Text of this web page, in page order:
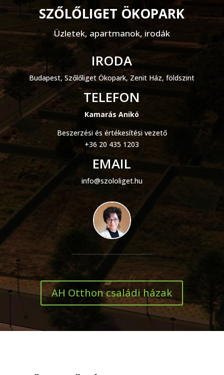
SZŐLŐLIGET ÖKOPARK
Üzletek, apartmanok, irodák
IRODA
Budapest, Szőlőliget Ökopark, Zenit Ház, földszint
TELEFON
Kamarás Anikó
Beszerzési és értékesítési vezető
+36 20 435 1203
EMAIL
info@szololiget.hu
AH Otthon családi házak